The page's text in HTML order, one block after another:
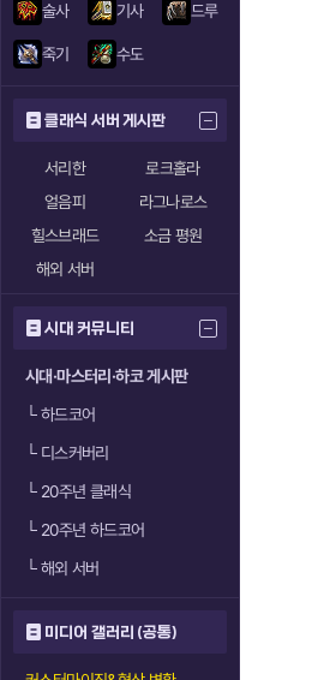
술사 기사 드루
죽기 수도
클래식 서버 게시판
서리한
로크홀라
얼음피
라그나로스
힐스브래드
소금 평원
해외 서버
시대 커뮤니티
시대·마스터리·하코 게시판
└하드코어
└디스커버리
└20주년 클래식
└20주년 하드코어
└해외 서버
미디어 갤러리 (공통)